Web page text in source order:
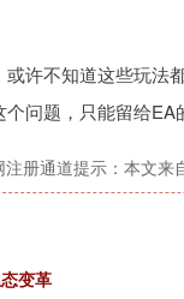
许不知道这些玩法
问题，只能留给EA
册通道提示：本文来
变革